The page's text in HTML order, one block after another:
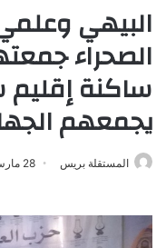
البيهي
الصحراء
ساكنة
يجمعهم
المستقلة بريس 28 مارس، 2016